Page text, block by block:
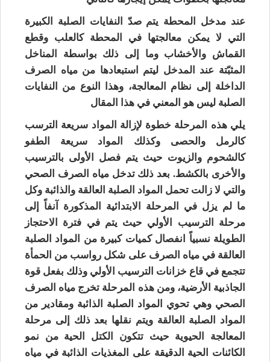
عند مدخل المحطة يتم صدّ النفايات الصلبة الكبيرة
التي لا يمكن معالجتها في المحطة كالعلب وقطع
القماش والأخشاب وما إلى ذلك بواسطة المناخل
المثبّتة عند المدخل ليتم استبعادها من مياه الصرف
الداخلة إلى نظام المعالجة، وهذا النوع من النفايات
الصلبة ليس هو المعني في هذا المقال
يلي هذه المرحلة خطوة لإزالة المواد سريعة الترسب
كالرمل والحصى وكذلك المواد سريعة الطفو
كالشحوم والزيوت حيث يتم فصل الأولى بالترسيب
والأخرى بالكشط. بعد ذلك تدخل مياه الصرف الصحي
والتي لا زالت تحمل المواد الصلبة العالقة والذائبة وكل
ما لم يزل في المرحلة الابتدائية المذكورة آنفاً إلى
مرحلة الترسيب الأولي حيث يتم في فترة الاحتجاز
الطويلة نسبياً انفصال كميات كبيرة من المواد الصلبة
العالقة في مياه الصرف على شكل رواسب من الحمأة
تتجمع في قاع خزانات الترسيب الأولي وذلك بفعل قوة
الجاذبية الأرضية، ومن هذه المرحلة تخرج مياه الصرف
الصحي وهي تحوي المواد الصلبة الذائبة ومقادير من
المواد الصلبة العالقة ويتم نقلها بعد ذلك إلى مرحلة
المعالجة الحيوية حيث تتكون الكتل الحية من نمو
الكائنات الحية الدقيقة على المغذيات الذائبة في مياه